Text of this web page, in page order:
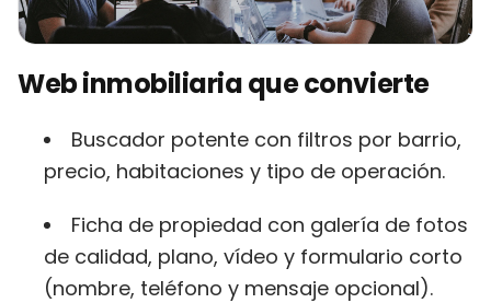
Web inmobiliaria que convierte
Buscador potente con filtros por barrio,
precio, habitaciones y tipo de operación.
Ficha de propiedad con galería de fotos
de calidad, plano, vídeo y formulario corto
(nombre, teléfono y mensaje opcional).